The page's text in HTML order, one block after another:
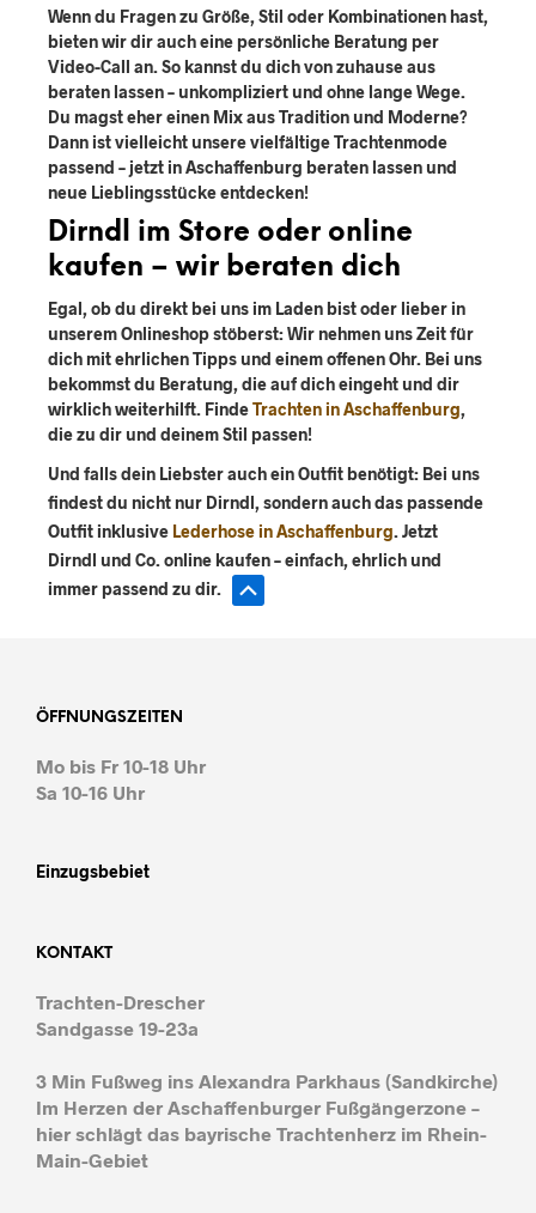
Wenn du Fragen zu Größe, Stil oder Kombinationen hast,
bieten wir dir auch eine persönliche Beratung per
Video-Call an. So kannst du dich von zuhause aus
beraten lassen – unkompliziert und ohne lange Wege.
Du magst eher einen Mix aus Tradition und Moderne?
Dann ist vielleicht unsere vielfältige Trachtenmode
passend – jetzt in Aschaffenburg beraten lassen und
neue Lieblingsstücke entdecken!
Dirndl im Store oder online
kaufen – wir beraten dich
Egal, ob du direkt bei uns im Laden bist oder lieber in
unserem Onlineshop stöberst: Wir nehmen uns Zeit für
dich mit ehrlichen Tipps und einem offenen Ohr. Bei uns
bekommst du Beratung, die auf dich eingeht und dir
wirklich weiterhilft. FindeTrachten in Aschaffenburg,
die zu dir und deinem Stil passen!
Und falls dein Liebster auch ein Outfit benötigt: Bei uns
findest du nicht nur Dirndl, sondern auch das passende
Outfit inklusive Lederhose in Aschaffenburg. Jetzt
Dirndl und Co. online kaufen – einfach, ehrlich und
immer passend zu dir.
ÖFFNUNGSZEITEN
Mo bis Fr 10-18 Uhr
Sa 10-16 Uhr
Einzugsbebiet
KONTAKT
Trachten-Drescher
Sandgasse 19-23a
3 Min Fußweg ins Alexandra Parkhaus (Sandkirche)
Im Herzen der Aschaffenburger Fußgängerzone –
hier schlägt das bayrische Trachtenherz im Rhein-
Main-Gebiet